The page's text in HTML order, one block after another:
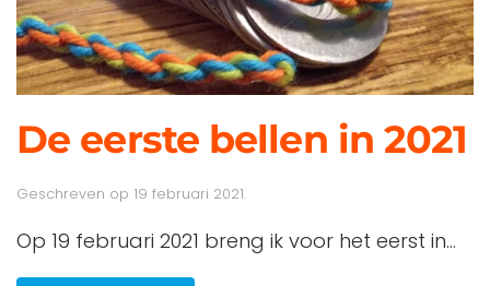
De eerste bellen in 2021
Geschreven op 19 februari 2021.
Op 19 februari 2021 breng ik voor het eerst in...